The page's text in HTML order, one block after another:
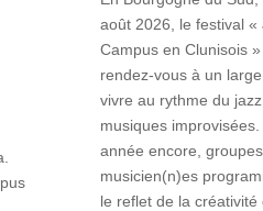
août 2026, le festival «
Campus en Clunisois
rendez-vous à un
vivre au rythme du
musiques improvisées.
année encore,
musicien(n)es
le reflet de la créativité